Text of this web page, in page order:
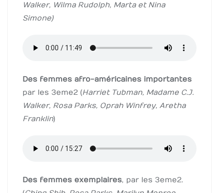
Walker, Wilma Rudolph, Marta et Nina
Simone)
Des femmes afro-américaines importantes
par les 3eme2 (Harriet Tubman, Madame C.J.
Walker, Rosa Parks, Oprah Winfrey, Aretha
Franklin)
Des femmes exemplaires, par les 3eme2.